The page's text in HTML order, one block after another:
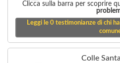
Clicca sulla barra per scoprire
Leggi le 0testimonianze di chi
Colle